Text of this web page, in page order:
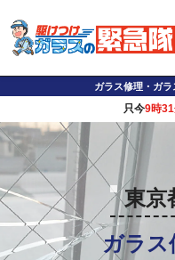
ガラス修理・ガ
只今9時
東京
ガラス